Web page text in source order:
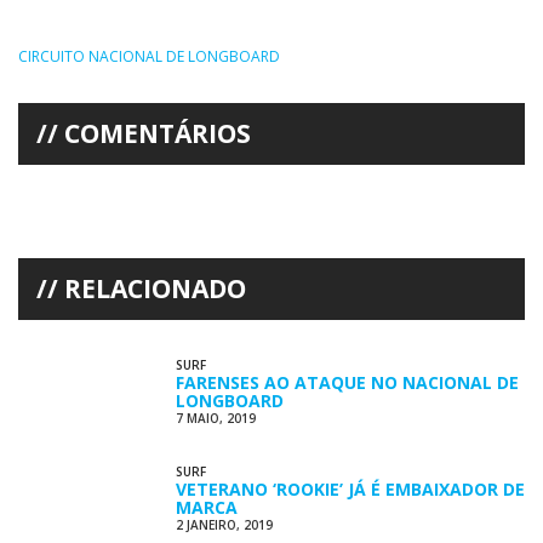
CIRCUITO NACIONAL DE LONGBOARD
COMENTÁRIOS
RELACIONADO
SURF
FARENSES AO ATAQUE NO NACIONAL DE
LONGBOARD
7 MAIO, 2019
SURF
VETERANO ‘ROOKIE’ JÁ É EMBAIXADOR DE
MARCA
2 JANEIRO, 2019